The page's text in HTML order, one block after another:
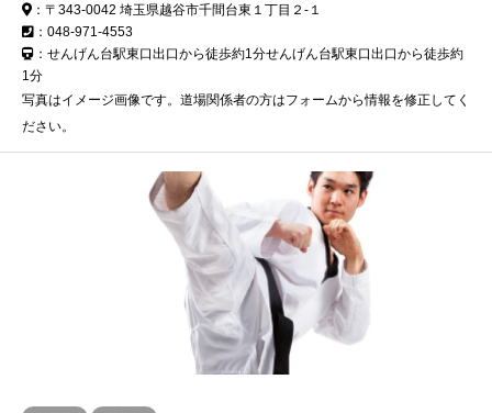
：〒343-0042 埼玉県越谷市千間台東１丁目２-１
：048-971-4553
：せんげん台駅東口出口から徒歩約1分せんげん台駅東口出口から徒歩約
1分
写真はイメージ画像です。道場関係者の方はフォームから情報を修正してく
ださい。